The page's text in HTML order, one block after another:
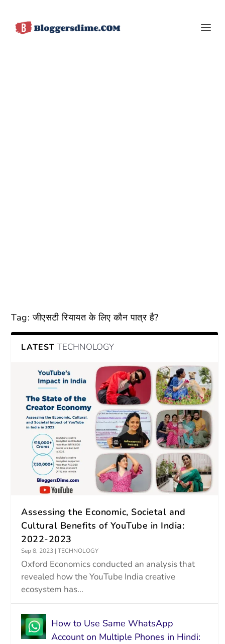
Tag:जीएसटी रियायत के लिए कौन पात्र है?
LATEST TECHNOLOGY
Assessing the Economic, Societal and
Cultural Benefits of YouTube in India:
2022-2023
Sep 8, 2023 |TECHNOLOGY
Oxford Economics conducted an analysis that
revealed how the YouTube India creative
ecosystem has...
How to Use Same WhatsApp
Account on Multiple Phones in Hindi: